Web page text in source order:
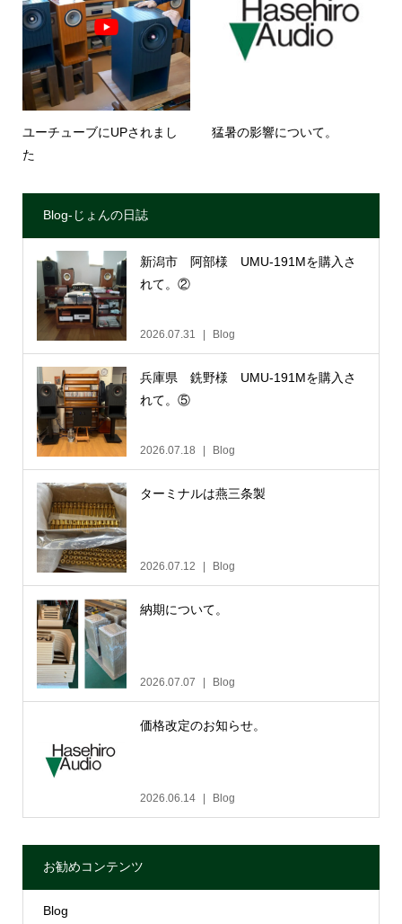
ユーチューブにUPされまし
た
猛暑の影響について。
Blog-じょんの日誌
新潟市 阿部様 UMU-191Mを購入さ
れて。②
2026.07.31 Blog
兵庫県 銑野様 UMU-191Mを購入さ
れて。⑤
2026.07.18 Blog
ターミナルは燕三条製
2026.07.12 Blog
納期について。
2026.07.07 Blog
価格改定のお知らせ。
2026.06.14 Blog
お勧めコンテンツ
Blog